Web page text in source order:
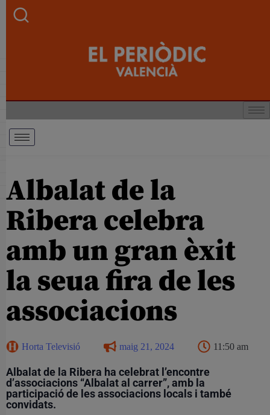
Albalat de la
Ribera celebra
amb un gran èxit
la seua fira de les
associacions
Horta Televisió maig 21, 2024 11:50 am
Albalat de la Ribera ha celebrat l’encontre
d’associacions “Albalat al carrer”, amb la
participació de les associacions locals i també
convidats.